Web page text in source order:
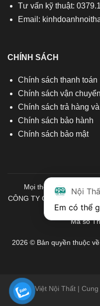
Tư vấn kỹ thuật:
Email:
CHÍNH SÁCH
Chính sách thanh toán
Chính sách vận chuyển
Chính sách trả hàng
Chính sách bảo hành
Chính sách bảo mật
Mọi thông tin quý
CÔNG TY CỔ PHẦN ĐẦU
Mã số
2026 © Bản quyền thuộc
Việt Nội Thất |
Nội